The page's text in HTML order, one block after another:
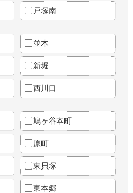
戸塚南
並木
新堀
西川口
鳩ヶ谷本町
原町
東貝塚
東本郷